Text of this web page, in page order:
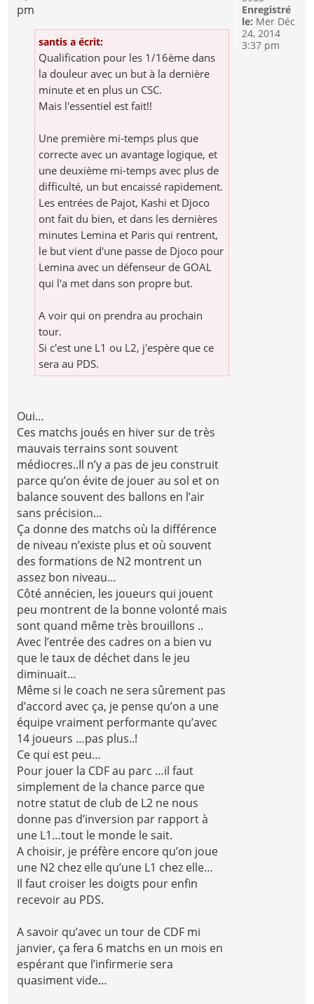
pm
santis a écrit:
Qualification pour les 1/16ème dans
la douleur avec un but à la dernière
minute et en plus un CSC.
Mais l'essentiel est fait!!
Une première mi-temps plus que
correcte avec un avantage logique, et
une deuxième mi-temps avec plus de
difficulté, un but encaissé rapidement.
Les entrées de Pajot, Kashi et Djoco
ont fait du bien, et dans les dernières
minutes Lemina et Paris qui rentrent,
le but vient d'une passe de Djoco pour
Lemina avec un défenseur de GOAL
qui l'a met dans son propre but.
A voir qui on prendra au prochain
tour.
Si c'est une L1 ou L2, j'espère que ce
sera au PDS.
Oui…
Ces matchs joués en hiver sur de très
mauvais terrains sont souvent
médiocres..Il n’y a pas de jeu construit
parce qu’on évite de jouer au sol et on
balance souvent des ballons en l’air
sans précision…
Ça donne des matchs où la différence
de niveau n’existe plus et où souvent
des formations de N2 montrent un
assez bon niveau…
Côté annécien, les joueurs qui jouent
peu montrent de la bonne volonté mais
sont quand même très brouillons ..
Avec l’entrée des cadres on a bien vu
que le taux de déchet dans le jeu
diminuait…
Même si le coach ne sera sûrement pas
d’accord avec ça, je pense qu’on a une
équipe vraiment performante qu’avec
14 joueurs …pas plus..!
Ce qui est peu…
Pour jouer la CDF au parc …il faut
simplement de la chance parce que
notre statut de club de L2 ne nous
donne pas d’inversion par rapport à
une L1…tout le monde le sait.
A choisir, je préfère encore qu’on joue
une N2 chez elle qu’une L1 chez elle…
Il faut croiser les doigts pour enfin
recevoir au PDS.
A savoir qu’avec un tour de CDF mi
janvier, ça fera 6 matchs en un mois en
espérant que l’infirmerie sera
quasiment vide…
Enregistré
le: Mer Déc
24, 2014
3:37 pm